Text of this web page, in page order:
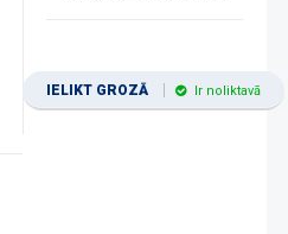
IELIKT GROZĀ Ir noliktavā